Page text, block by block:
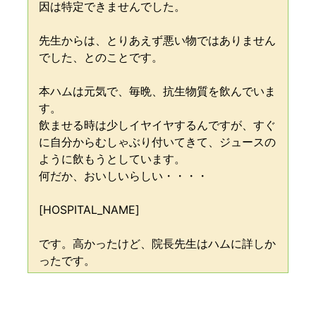
因は特定できませんでした。
先生からは、とりあえず悪い物ではありません
でした、とのことです。
本ハムは元気で、毎晩、抗生物質を飲んでいま
す。
飲ませる時は少しイヤイヤするんですが、すぐ
に自分からむしゃぶり付いてきて、ジュースの
ように飲もうとしています。
何だか、おいしいらしい・・・・
[HOSPITAL_NAME]
です。高かったけど、院長先生はハムに詳しか
ったです。